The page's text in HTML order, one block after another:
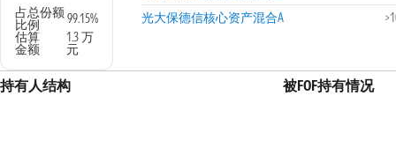
占总份额
比例
99.15%
估算
金额
1.3 万
元
光大保德信核心资产混合A
持有人结构 被FOF持有情况